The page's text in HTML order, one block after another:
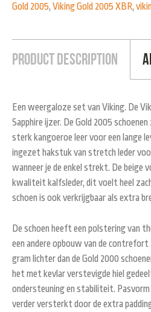
Gold 2005, Viking Gold 2005 XBR,
Product Description
Een weergaloze set van Viking. De
Sapphire ijzer. De Gold 2005
sterk kangoeroe leer voor een lange
ingezet hakstuk van stretch leder
wanneer je de enkel strekt. De beige
kwaliteit kalfsleder, dit voelt heel
schoen is ook verkrijgbaar als extra
De schoen heeft een polstering van
een andere opbouw van de contrefort
gram lichter dan de Gold 2000
het met kevlar verstevigde hiel
ondersteuning en stabiliteit.
verder versterkt door de extra